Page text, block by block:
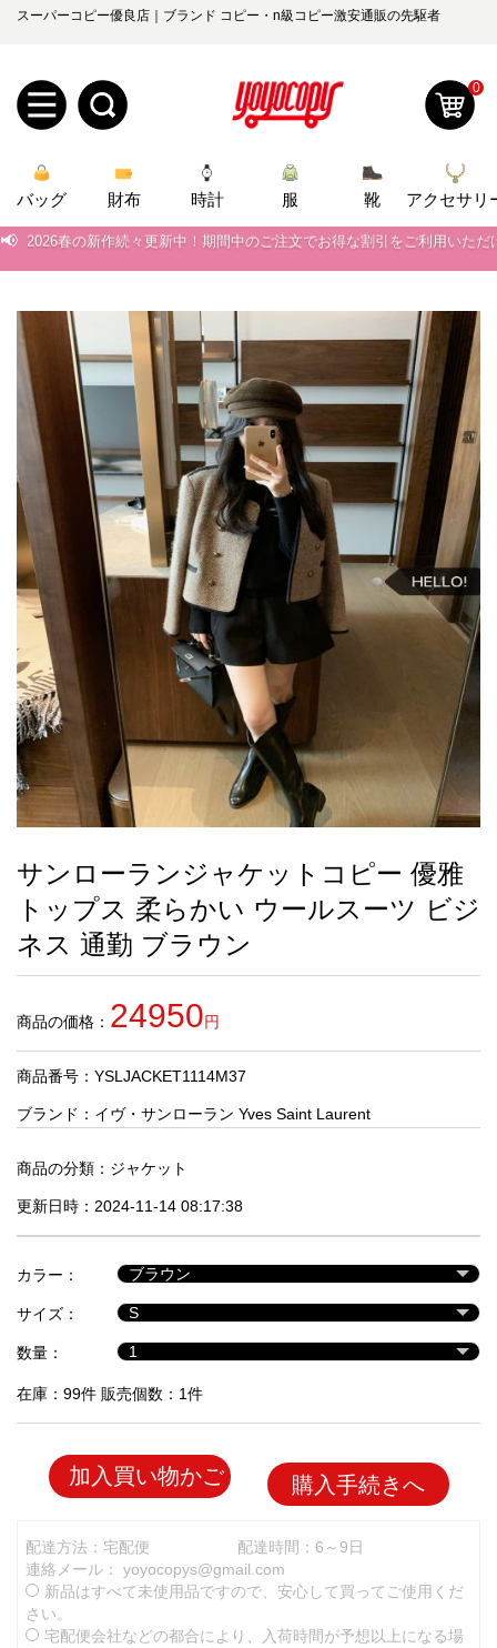
スーパーコピー優良店｜ブランド コピー・n級コピー激安通販の先駆者
規
ユ
ザ
録
ロ
グ
ン
ダ
ー
管
知
ら
せ
yoyocopys@gmail.com
2026人気特集
バッグ
財布
時計
服
ズボン
衣装セット
靴
住まい用品
アクセサリー
ベルト
スカーフ
アイフォーンケ
ース
小物
最
新
製
品
お
め
商
人
気
商
セ
ル
品
0
バッグ 財布 時計 服 靴 アクセサリ
2026春の新作続々更新中！期間中のご注文でお得な割引をご利用いただ
📢 新作入荷！ルイ・ヴィトンスーパーコピー バッグ最新モデルが登場。
📢 当店は正真正銘のn級スーパーコピーのみ取扱い。最高品質の再現度を
2026春の新作続々更新中！期間中のご注文でお得な割引をご利用いただ
新作入荷！ルイ・ヴィトンスーパーコピー バッグ最新モデルが登場。
サンローランジャケットコピー 優雅
トップス 柔らかい ウールスーツ ビジ
ネス 通勤 ブラウン
商品の価格： 24950円
商品番号：YSLJACKET1114M37
ブランド： イヴ・サンローラン Yves Saint Laurent
商品の分類： ジャケット
更新日時：2024-11-14 08:17:38
カラー：
サイズ：
数量：
在庫：99件 販売個数：1件
加入買い物かご 購入手続きへ
配達方法：宅配便
配達時間：6～9日
連絡メール： yoyocopys@gmail.com
新品はすべて未使用品ですので、安心して買ってご使用くだ
さい。
宅配便会社などの都合により、入荷時間が予想以上になる場